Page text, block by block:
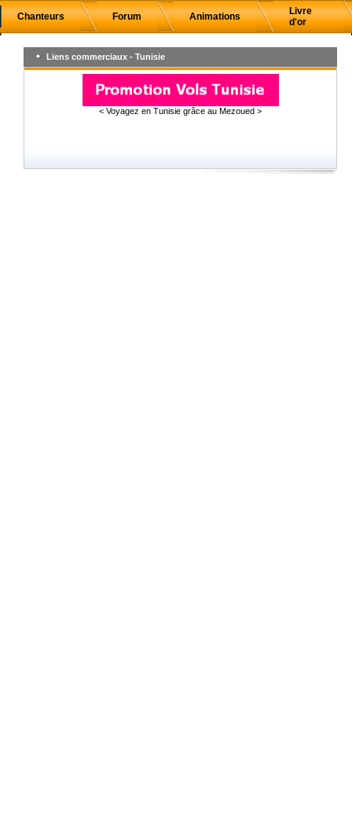
Chanteurs Forum Animations
Livre
d'or
Liens commerciaux - Tunisie
< Voyagez en Tunisie grâce au Mezoued >